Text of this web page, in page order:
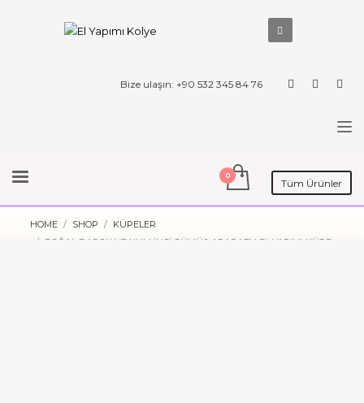
Bize ulaşın: +90 532 345 84 76
Tüm Ürünler
HOME SHOP
KÜPELER
DOĞAL BAROK VE KUM İNCI GÜMÜŞ APARATLI EL YAPIMI KÜPE